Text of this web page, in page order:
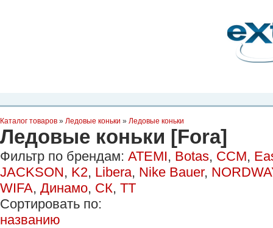
Каталог товаров » Ледовые коньки » Ледовые коньки
Ледовые коньки [Fora]
Фильтр по брендам: ATEMI, Botas, CCM,
JACKSON, K2, Libera, Nike Bauer,
WIFA, Динамо, СК, ТТ
Сортировать по:
названию